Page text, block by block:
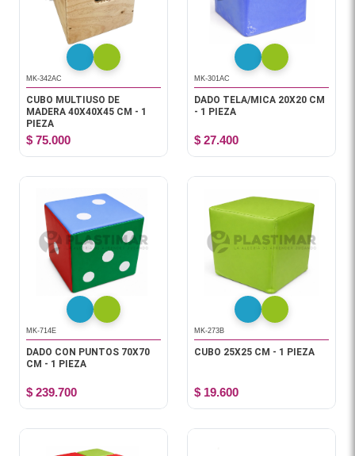
MK-342AC
CUBO MULTIUSO DE
MADERA 40X40X45 CM - 1
PIEZA
$ 75.000
MK-301AC
DADO TELA/MICA 20X20 CM
- 1 PIEZA
$ 27.400
MK-714E
DADO CON PUNTOS 70X70
CM - 1 PIEZA
$ 239.700
MK-273B
CUBO 25X25 CM - 1 PIEZA
$ 19.600